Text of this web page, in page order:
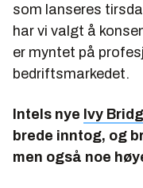
som lanseres
har vi valgt å
er myntet på
bedriftsmarkedet.
Intels nye Ivy
brede inntog, og
men også noe